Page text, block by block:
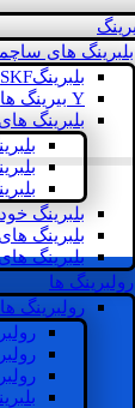
بلبرینگ های
بلبرینگSKF
Y بیرینگ ها
بلبرینگ
بلبرینگ
بلبرینگ
بلبرینگ
رولبرینگ ها
رولبرینگ